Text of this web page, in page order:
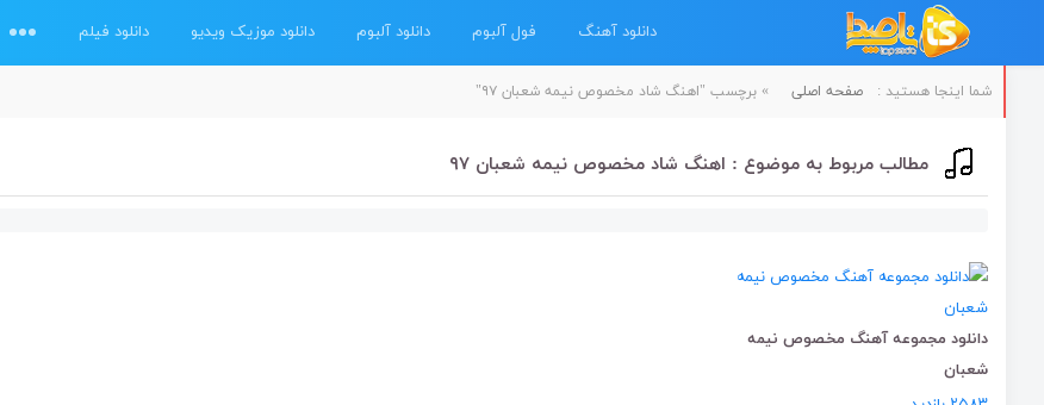
دانلود آهنگ فول آلبوم دانلود آلبوم دانلود موزیک ویدیو دانلود فیلم
شما اینجا هستید : صفحه اصلی » برچسب "اهنگ شاد مخصوص نیمه شعبان ۹۷"
مطالب مربوط به موضوع : اهنگ شاد مخصوص نیمه شعبان ۹۷
دانلود مجموعه آهنگ مخصوص نیمه
شعبان